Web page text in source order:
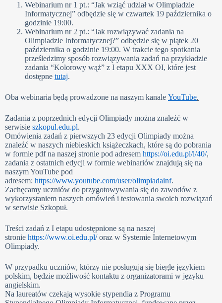
Webinarium nr 1 pt.: “Jak wziąć udział w Olimpiadzie
Informatycznej” odbędzie się w czwartek 19 października o
godzinie 19:00.
Webinarium nr 2 pt.: “Jak rozwiązywać zadania na
Olimpiadzie Informatycznej?” odbędzie się w piątek 20
października o godzinie 19:00. W trakcie tego spotkania
prześledzimy sposób rozwiązywania zadań na przykładzie
zadania “Kolorowy wąż” z I etapu XXX OI, które jest
dostępne tutaj.
Oba webinaria będą prowadzone na naszym kanale YouTube.
Zadania z poprzednich edycji Olimpiady można znaleźć w
serwisie szkopul.edu.pl.
Omówienia zadań z pierwszych 23 edycji Olimpiady można
znaleźć w naszych niebieskich książeczkach, które są do pobrania
w formie pdf na naszej stronie pod adresem https://oi.edu.pl/l/40/,
zadania z ostatnich edycji w formie webinariów znajdują się na
naszym YouTube pod
adresem: https://www.youtube.com/user/olimpiadainf.
Zachęcamy uczniów do przygotowywania się do zawodów z
wykorzystaniem naszych omówień i testowania swoich rozwiązań
w serwisie Szkopuł.
Treści zadań z I etapu udostępnione są na naszej
stronie https://www.oi.edu.pl/oraz w Systemie Internetowym
Olimpiady.
W przypadku uczniów, którzy nie posługują się biegle językiem
polskim, będzie możliwość kontaktu z organizatorami w języku
angielskim.
Na laureatów czekają wysokie stypendia z Programu